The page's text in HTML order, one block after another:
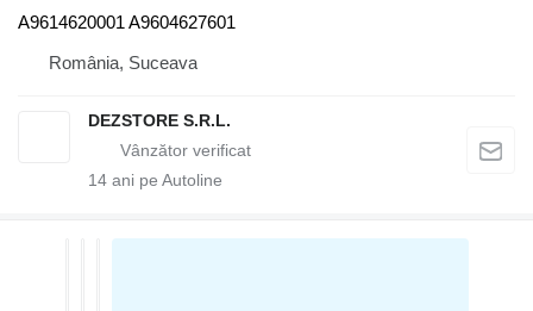
A9614620001 A9604627601
România, Suceava
DEZSTORE S.R.L.
14 ani pe Autoline